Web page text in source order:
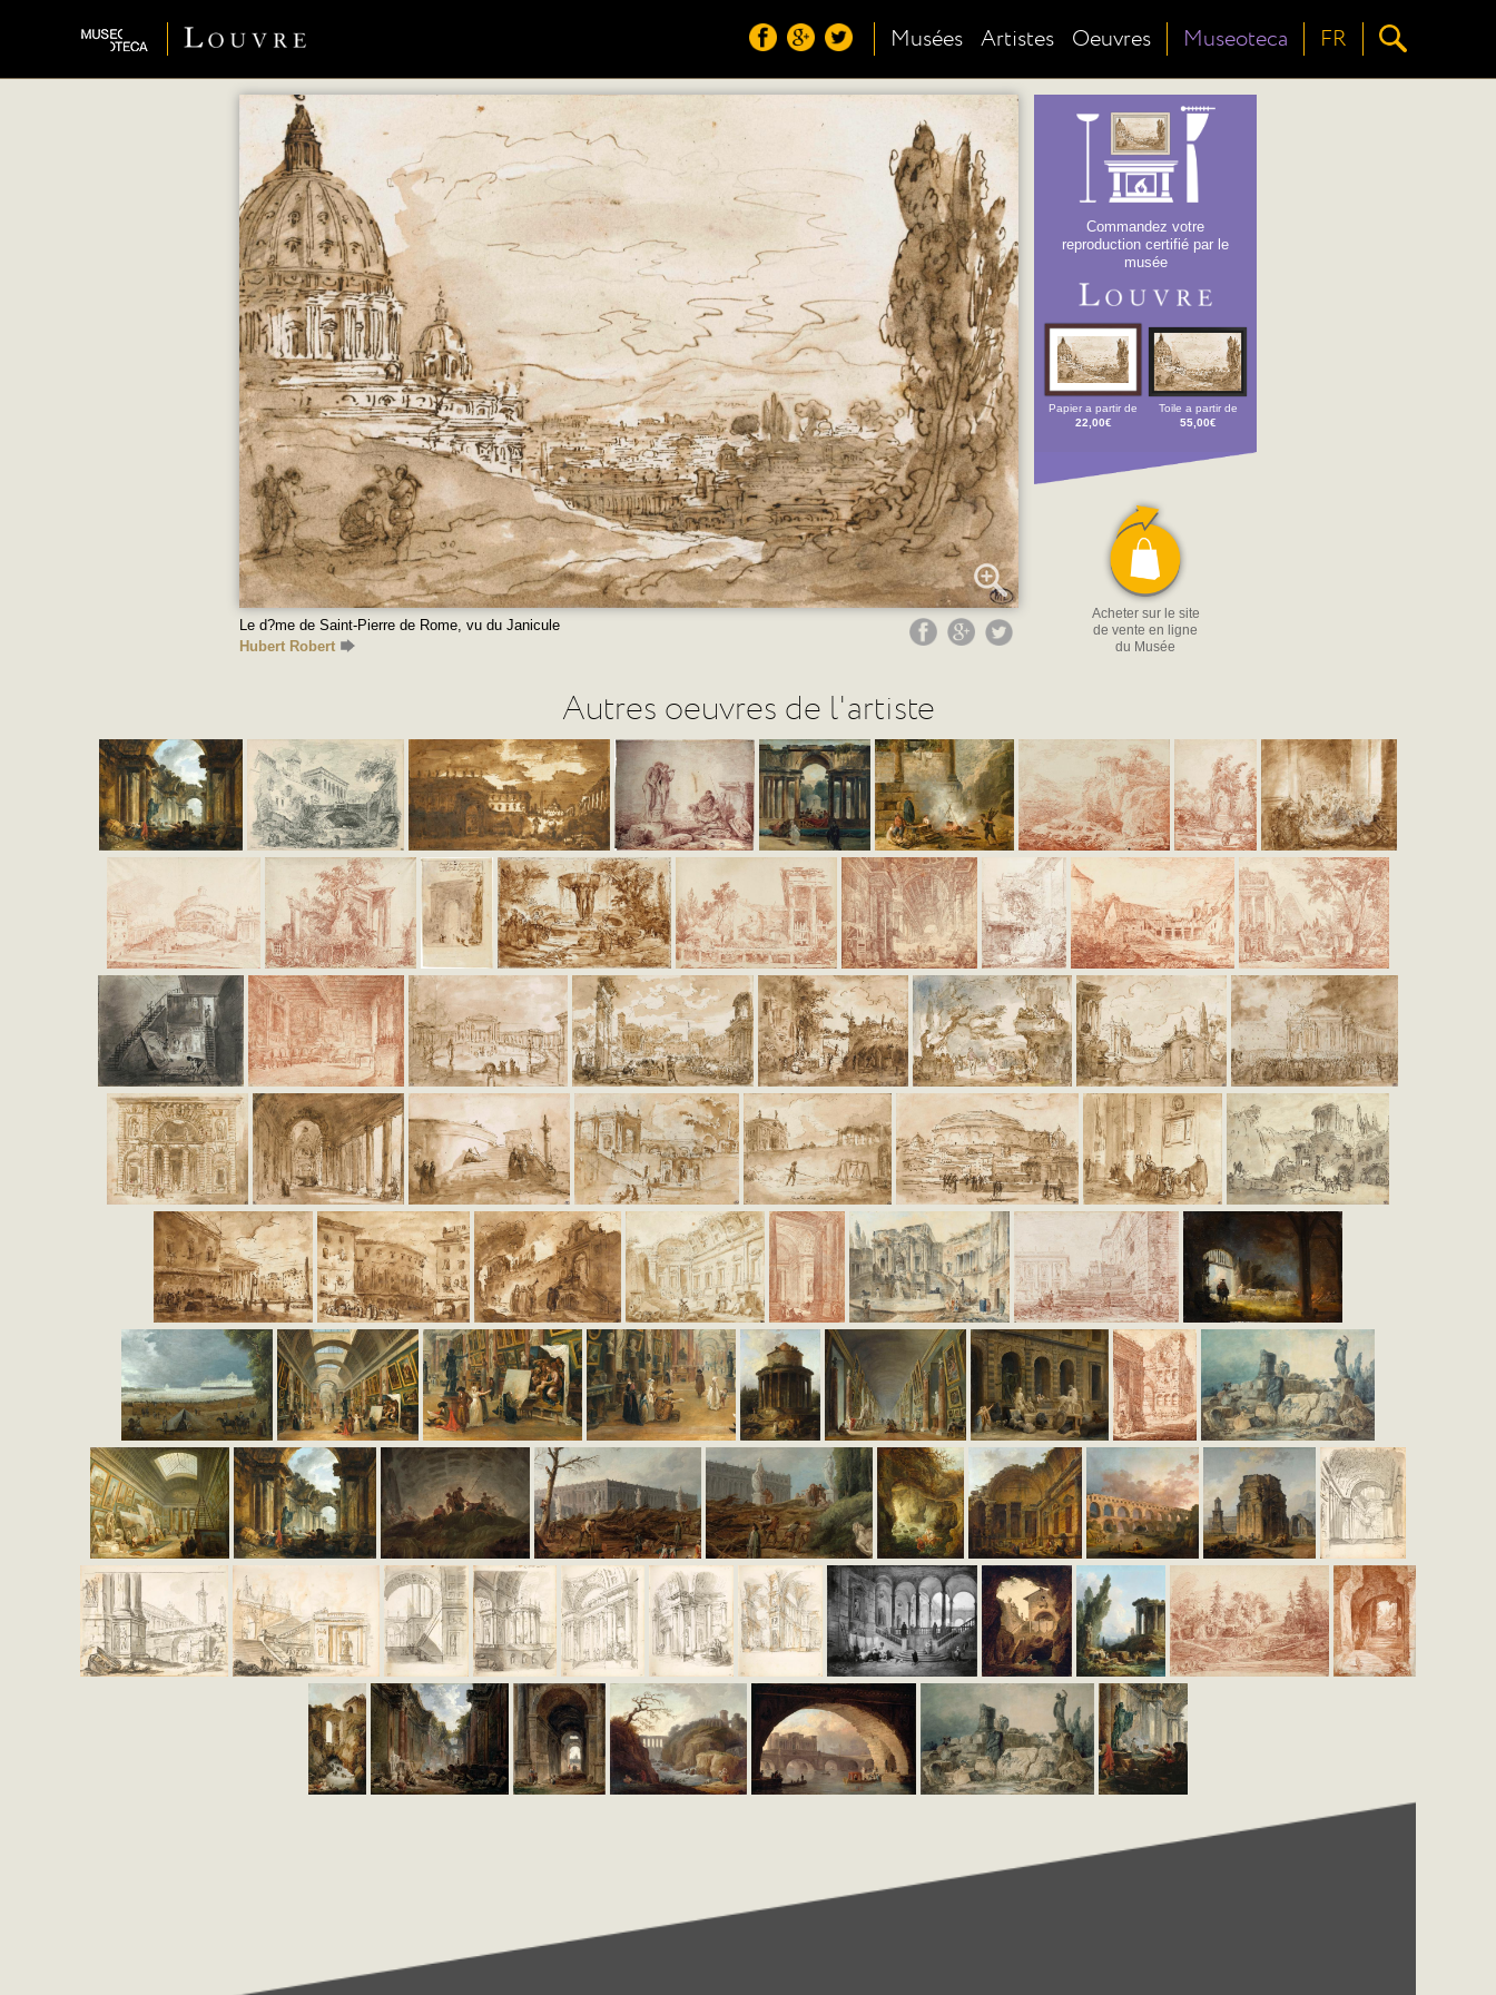
Musées Artistes Oeuvres Museoteca FR
Le d?me de Saint-Pierre de Rome, vu du Janicule
Hubert Robert
Commandez votre
reproduction certifié par le
musée
Papier a partir de
22,00€
Toile a partir de
55,00€
Acheter sur le site
de vente en ligne
du Musée
Autres oeuvres de l'artiste